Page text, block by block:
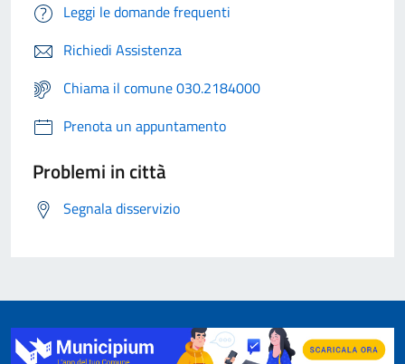
Leggi le domande frequenti
Richiedi Assistenza
Chiama il comune 030.2184000
Prenota un appuntamento
Problemi in città
Segnala disservizio